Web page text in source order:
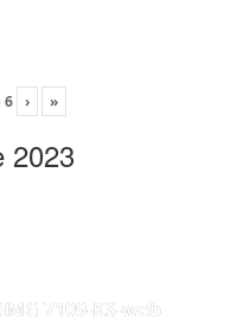
6 › »
2023
IMG 7109-KS-web